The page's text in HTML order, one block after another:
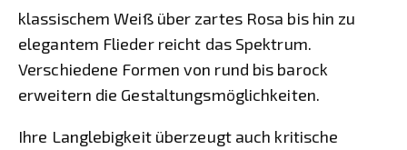
klassischem Weiß über zartes Rosa bis hin zu
elegantem Flieder reicht das Spektrum.
Verschiedene Formen von rund bis barock
erweitern die Gestaltungsmöglichkeiten.
Ihre Langlebigkeit überzeugt auch kritische